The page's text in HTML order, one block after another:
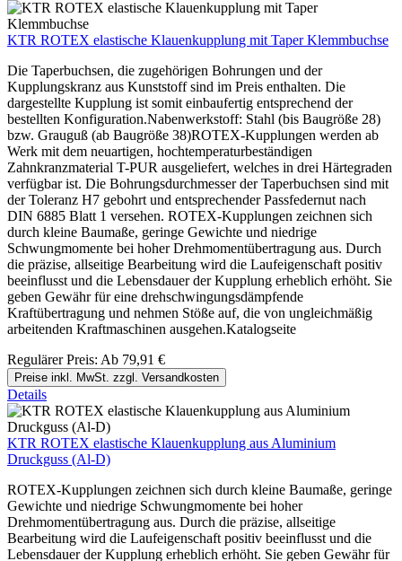
KTR ROTEX elastische Klauenkupplung mit Taper Klemmbuchse
Die Taperbuchsen, die zugehörigen Bohrungen und der
Kupplungskranz aus Kunststoff sind im Preis enthalten. Die
dargestellte Kupplung ist somit einbaufertig entsprechend der
bestellten Konfiguration.Nabenwerkstoff: Stahl (bis Baugröße 28)
bzw. Grauguß (ab Baugröße 38)ROTEX-Kupplungen werden ab
Werk mit dem neuartigen, hochtemperaturbeständigen
Zahnkranzmaterial T-PUR ausgeliefert, welches in drei Härtegraden
verfügbar ist. Die Bohrungsdurchmesser der Taperbuchsen sind mit
der Toleranz H7 gebohrt und entsprechender Passfedernut nach
DIN 6885 Blatt 1 versehen. ROTEX-Kupplungen zeichnen sich
durch kleine Baumaße, geringe Gewichte und niedrige
Schwungmomente bei hoher Drehmomentübertragung aus. Durch
die präzise, allseitige Bearbeitung wird die Laufeigenschaft positiv
beeinflusst und die Lebensdauer der Kupplung erheblich erhöht. Sie
geben Gewähr für eine drehschwingungsdämpfende
Kraftübertragung und nehmen Stöße auf, die von ungleichmäßig
arbeitenden Kraftmaschinen ausgehen.Katalogseite
Regulärer Preis: Ab 79,91 €
Preise inkl. MwSt. zzgl. Versandkosten
Details
KTR ROTEX elastische Klauenkupplung aus Aluminium
Druckguss (Al-D)
ROTEX-Kupplungen zeichnen sich durch kleine Baumaße, geringe
Gewichte und niedrige Schwungmomente bei hoher
Drehmomentübertragung aus. Durch die präzise, allseitige
Bearbeitung wird die Laufeigenschaft positiv beeinflusst und die
Lebensdauer der Kupplung erheblich erhöht. Sie geben Gewähr für